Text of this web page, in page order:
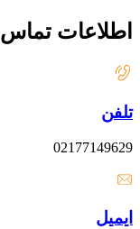
اطلاعات تماس
تلفن
02177149629
ایمیل